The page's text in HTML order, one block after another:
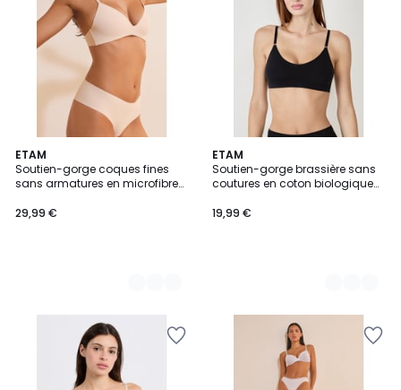
ETAM
Soutien-gorge coques fines
sans armatures en microfibre
29,99 €
8
Couleurs
ETAM
Soutien-gorge brassière sans
coutures en coton biologique
19,99 €
4
Couleurs